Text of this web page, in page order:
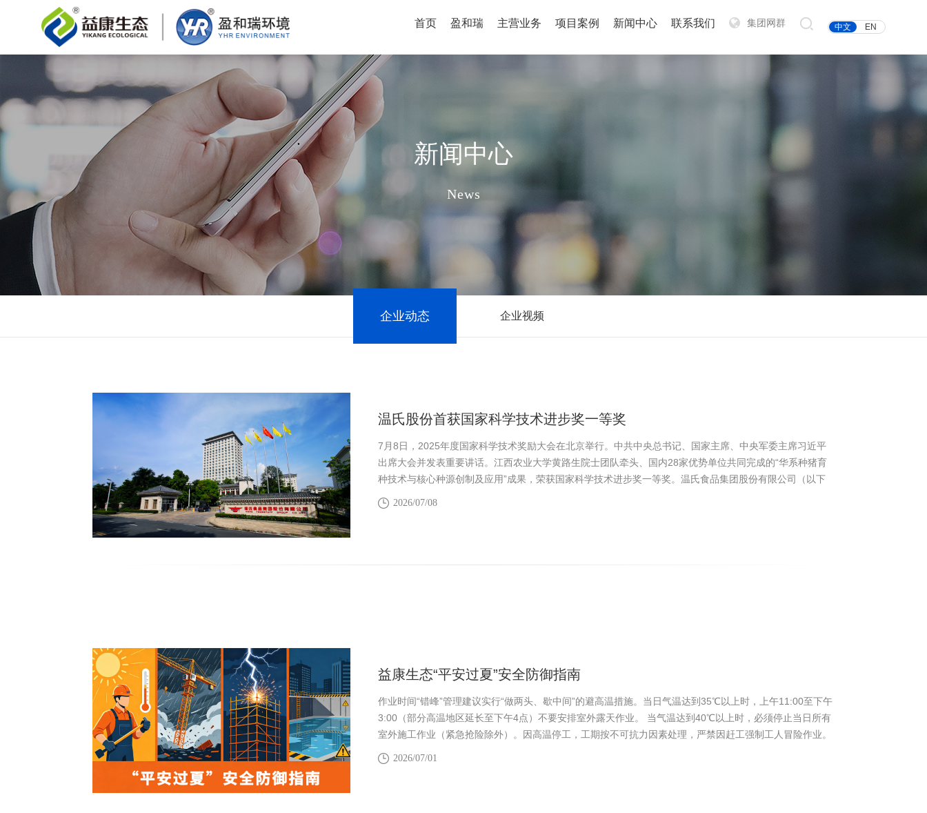
首页 盈和瑞 主营业务 项目案例 新闻中心 联系我们 集团网群 中文 EN
新闻中心
News
企业动态 企业视频
温氏股份首获国家科学技术进步奖一等奖
7月8日，2025年度国家科学技术奖励大会在北京举行。中共中央总书记、国家主席、中央军委主席习近平
出席大会并发表重要讲话。江西农业大学黄路生院士团队牵头、国内28家优势单位共同完成的“华系种猪育
种技术与核心种源创制及应用”成果，荣获国家科学技术进步奖一等奖。温氏食品集团股份有限公司（以下
简称“温氏股份”）为本项目第二完成单位，温氏股份首席科学家、研究院院长吴珍芳教授为本项目第二完成
人。
2026/07/08
益康生态“平安过夏”安全防御指南
作业时间“错峰”管理建议实行“做两头、歇中间”的避高温措施。当日气温达到35℃以上时，上午11:00至下午
3:00（部分高温地区延长至下午4点）不要安排室外露天作业。 当气温达到40℃以上时，必须停止当日所有
室外施工作业（紧急抢险除外）。因高温停工，工期按不可抗力因素处理，严禁因赶工强制工人冒险作业。
2026/07/01